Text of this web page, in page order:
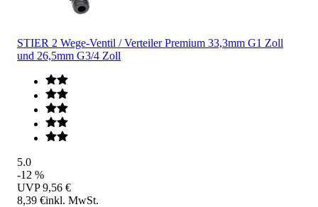
STIER 2 Wege-Ventil / Verteiler Premium 33,3mm G1 Zoll
und 26,5mm G3/4 Zoll
5.0
-12 %
UVP 9,56 €
8,39 €inkl. MwSt.